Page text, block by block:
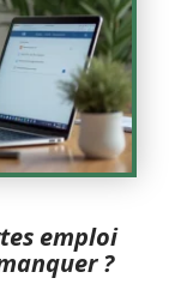
emploi
?